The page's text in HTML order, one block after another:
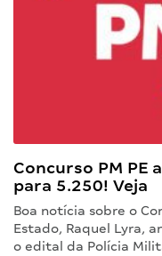
Concurso PM PE
para 5.250! Veja
Boa notícia sobre o
Estado, Raquel Lyra,
o edital da Polícia